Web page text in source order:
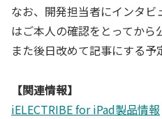
なお、開発担当者にインタ
はご本人の確認をとってから
また後日改めて記事にする予
【関連情報】
iELECTRIBE for iPad製品情報